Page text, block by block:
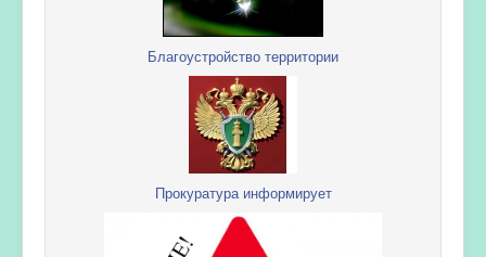
Благоустройство территории
Прокуратура информирует